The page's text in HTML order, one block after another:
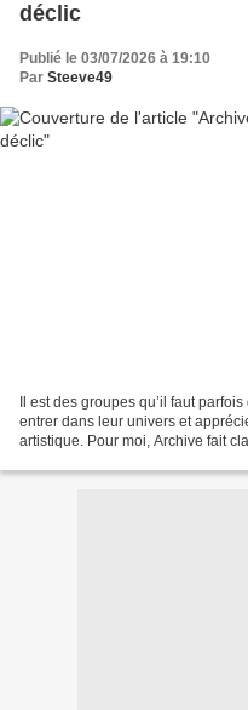
déclic
Publié le 03/07/2026 à 19:10
Par Steeve49
Il est des groupes qu’il faut
entrer dans leur univers et
artistique. Pour moi, Archive fait